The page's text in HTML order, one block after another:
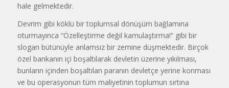
hale gelmektedir.
Devrim gibi köklü bir toplumsal dönüşüm bağlamına
oturmayınca “Özelleştirme değil kamulaştırma!” gibi bir
slogan bütünüyle anlamsız bir zemine düşmektedir. Birçok
özel bankanın içi boşaltılarak devletin üzerine yıkılması,
bunların içinden boşaltılan paranın devletçe yerine konması
ve bu operasyonun tüm maliyetinin toplumun sırtına